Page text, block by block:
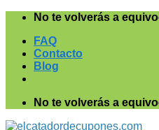
Saltar
contenido
No te volverás a
FAQ
Contacto
Blog
No te volverás a